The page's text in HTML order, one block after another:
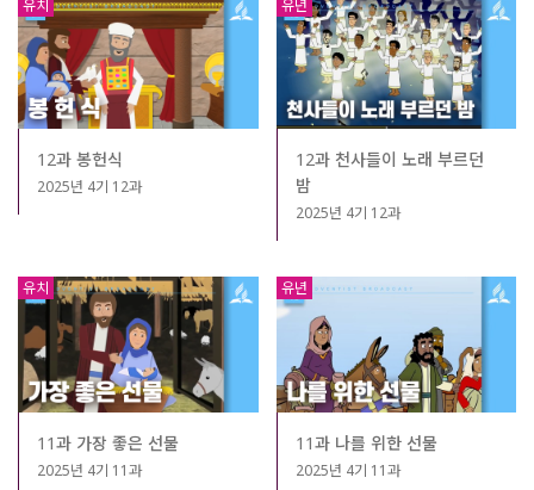
유치
12과 봉헌식
2025년 4기 12과
유년
12과 천사들이 노래 부르던
밤
2025년 4기 12과
유치
11과 가장 좋은 선물
2025년 4기 11과
유년
11과 나를 위한 선물
2025년 4기 11과